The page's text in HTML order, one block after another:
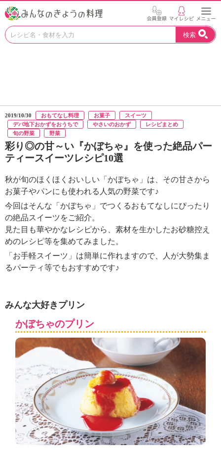
お
つ
け
う
。
H
K
エ
ケ
ー
シ
ョ
の
ょ
う
の
料
理
」
検索
2019/10/30 おもてなし料理 お菓子
スイーツ
デパ地下おかずをおうちで
やさいのおかず
レシピまとめ
旬の野菜
野菜
彩り◎の甘～い『かぼちゃ』を使った絶品パー
ティースイーツレシピ10選
秋が旬のほくほくおいしい「かぼちゃ」は、その甘さから
お菓子やパンにも使われる人気の野菜です♪
今回はそんな「かぼちゃ」でつくるおもてなしにぴったり
の絶品スイーツをご紹介。
見た目も華やかなレシピから、素材を生かしたお砂糖控え
めのレシピ等を集めてみました。
「お手軽スイーツ」は簡単に作れますので、人が大勢集ま
るパーティ等でもおすすめです♪
みんな大好きプリン
かぼちゃのプリン